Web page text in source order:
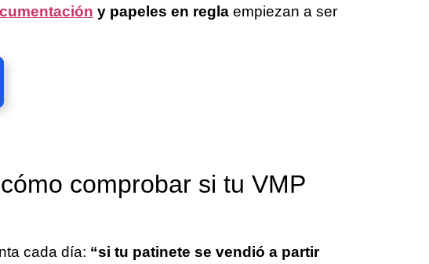
y papeles en regla empiezan a ser
comprobar si tu VMP
cada día: “si tu patinete se vendió a partir